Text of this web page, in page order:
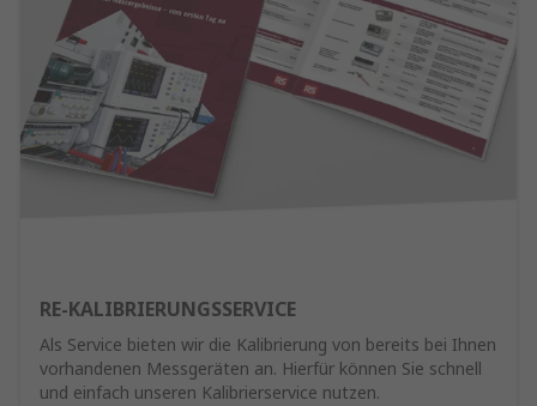
RE-KALIBRIERUNGSSERVICE
Als Service bieten wir die Kalibrierung von bereits bei Ihnen
vorhandenen Messgeräten an. Hierfür können Sie schnell
und einfach unseren Kalibrierservice nutzen.